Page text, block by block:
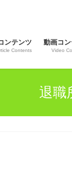
ンテンツ
Contents
動画コ
Video
退職